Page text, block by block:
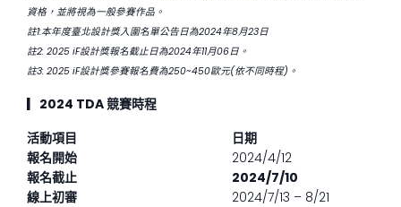
資格，並將視為一般參賽作品。
註1:本年度臺北設計獎入圍名單公告日為2024年8月23日
註2: 2025 iF設計獎報名截止日為2024年11月06日。
註3: 2025 iF設計獎參賽報名費為250~450歐元(依不同時程)。
2024 TDA 競賽時程
活動項目
日期
報名開始
2024/4/12
報名截止
2024/7/10
線上初審
2024/7/13 – 8/21